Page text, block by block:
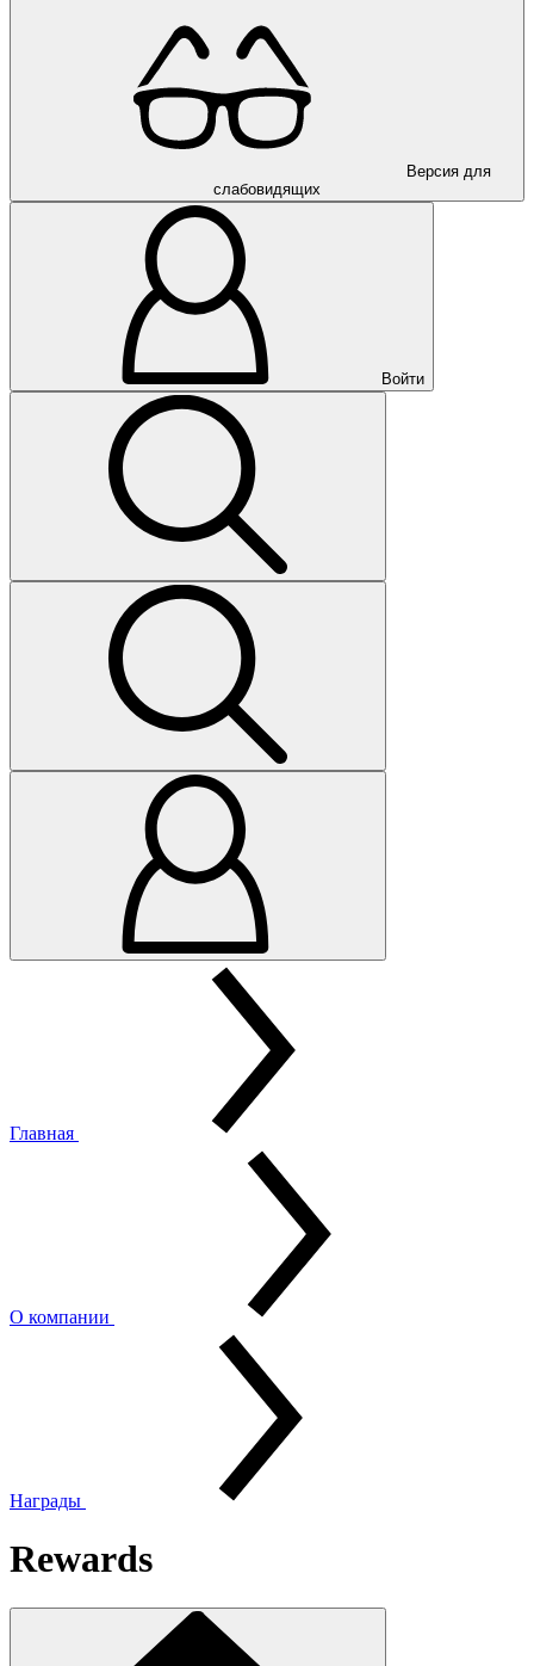
Версия для
слабовидящих
Войти
Главная
О компании
Награды
Rewards